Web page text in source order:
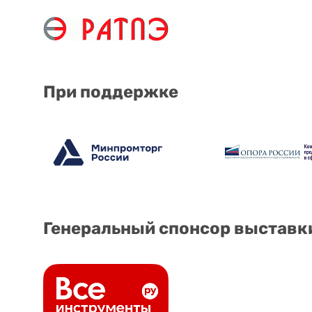
При поддержке
Генеральный спонсор